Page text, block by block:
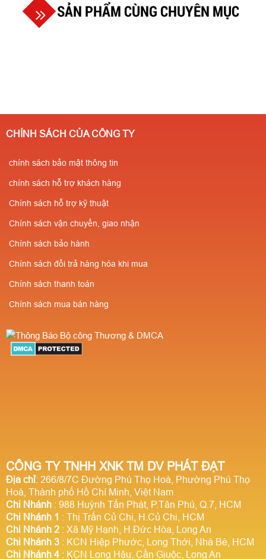
SẢN PHẨM CÙNG CHUYÊN MỤC
CÔNG TY TNHH XNK TM DV PHÁT ĐẠT
Địa chỉ: 266/8/7C Đường Phú Thọ Hoà, Phường Phú Thọ
Hoà, Thành phố Hồ Chí Minh, Việt Nam
Chi Nhánh : 988 Huỳnh Tấn Phát, P.Tân Phú, Q.7, HCM
Chi Nhánh 1 : Thị Trấn Củ Chi, H.Củ Chi, HCM
Chi Nhánh 2 : Xã Mỹ Hạnh, H.Đức Hòa, Long An
Chi Nhánh 3 : KCN Hiệp Phước, Long Thới, Nhà Bè, HCM
Chi Nhánh 4 : KCN Long Hậu, Cần Giuộc, Long An
CHÍNH SÁCH CỦA CÔNG TY
chính sách bảo mật thông tin
chính sách hỗ trợ khách hàng
Chính sách hỗ trợ kỹ thuật
Chính sách vận chuyển, giao nhận
Chính sách bảo hành
Chính sách đổi trả hàng hóa khi mua
Chính sách thanh toán
Chính sách mua bán hàng